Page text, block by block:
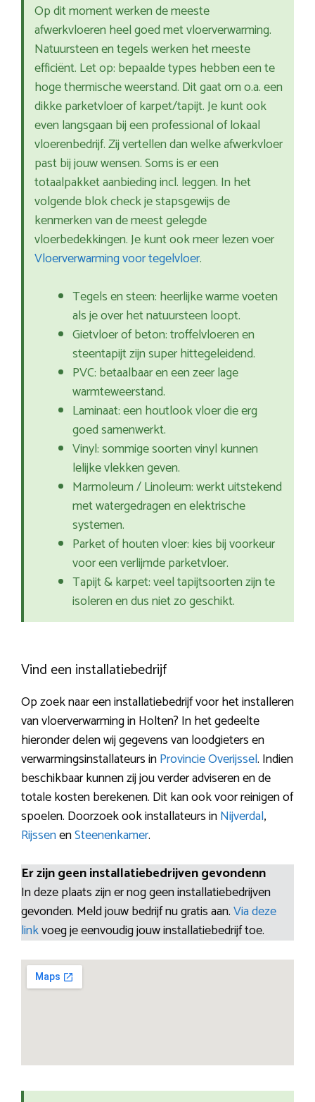
Op dit moment werken de meeste
afwerkvloeren heel goed met vloerverwarming.
Natuursteen en tegels werken het meeste
efficiënt. Let op: bepaalde types hebben een te
hoge thermische weerstand. Dit gaat om o.a. een
dikke parketvloer of karpet/tapijt. Je kunt ook
even langsgaan bij een professional of lokaal
vloerenbedrijf. Zij vertellen dan welke afwerkvloer
past bij jouw wensen. Soms is er een
totaalpakket aanbieding incl. leggen. In het
volgende blok check je stapsgewijs de
kenmerken van de meest gelegde
vloerbedekkingen. Je kunt ook meer lezen voer
Vloerverwarming voor tegelvloer.
Tegels en steen: heerlijke warme voeten
als je over het natuursteen loopt.
Gietvloer of beton: troffelvloeren en
steentapijt zijn super hittegeleidend.
PVC: betaalbaar en een zeer lage
warmteweerstand.
Laminaat: een houtlook vloer die erg
goed samenwerkt.
Vinyl: sommige soorten vinyl kunnen
lelijke vlekken geven.
Marmoleum / Linoleum: werkt uitstekend
met watergedragen en elektrische
systemen.
Parket of houten vloer: kies bij voorkeur
voor een verlijmde parketvloer.
Tapijt & karpet: veel tapijtsoorten zijn te
isoleren en dus niet zo geschikt.
Vind een installatiebedrijf
Op zoek naar een installatiebedrijf voor het installeren
van vloerverwarming in Holten? In het gedeelte
hieronder delen wij gegevens van loodgieters en
verwarmingsinstallateurs inProvincie Overijssel. Indien
beschikbaar kunnen zij jou verder adviseren en de
totale kosten berekenen. Dit kan ook voor reinigen of
spoelen. Doorzoek ook installateurs inNijverdal,
RijssenenSteenenkamer.
Er zijn geen installatiebedrijven gevondenn
In deze plaats zijn er nog geen installatiebedrijven
gevonden. Meld jouw bedrijf nu gratis aan.Via deze
linkvoeg je eenvoudig jouw installatiebedrijf toe.